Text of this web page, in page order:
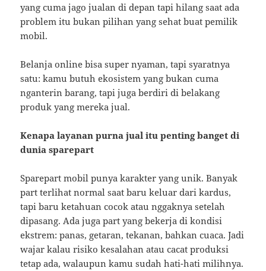
yang cuma jago jualan di depan tapi hilang saat ada
problem itu bukan pilihan yang sehat buat pemilik
mobil.
Belanja online bisa super nyaman, tapi syaratnya
satu: kamu butuh ekosistem yang bukan cuma
nganterin barang, tapi juga berdiri di belakang
produk yang mereka jual.
Kenapa layanan purna jual itu penting banget di
dunia sparepart
Sparepart mobil punya karakter yang unik. Banyak
part terlihat normal saat baru keluar dari kardus,
tapi baru ketahuan cocok atau nggaknya setelah
dipasang. Ada juga part yang bekerja di kondisi
ekstrem: panas, getaran, tekanan, bahkan cuaca. Jadi
wajar kalau risiko kesalahan atau cacat produksi
tetap ada, walaupun kamu sudah hati-hati milihnya.